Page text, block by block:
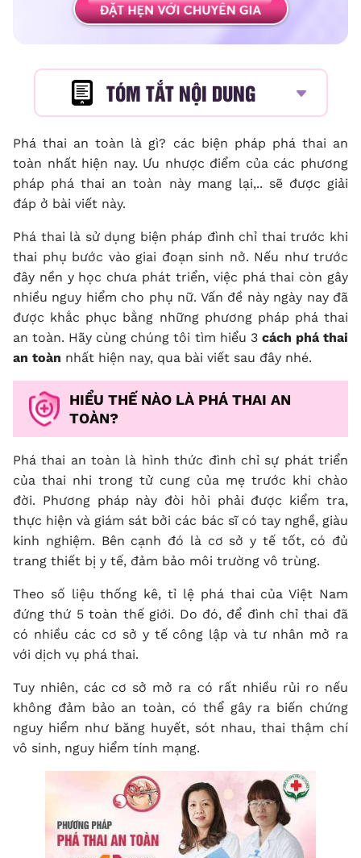
TÓM TẮT NỘI DUNG
Phá thai an toàn là gì? các biện pháp phá thai an
toàn nhất hiện nay. Ưu nhược điểm của các phương
pháp phá thai an toàn này mang lại,.. sẽ được giải
đáp ở bài viết này.
Phá thai là sử dụng biện pháp đình chỉ thai trước khi
thai phụ bước vào giai đoạn sinh nở. Nếu như trước
đây nền y học chưa phát triển, việc phá thai còn gây
nhiều nguy hiểm cho phụ nữ. Vấn đề này ngày nay đã
được khắc phục bằng những phương pháp phá thai
an toàn. Hãy cùng chúng tôi tìm hiểu 3 cách phá thai
an toàn nhất hiện nay, qua bài viết sau đây nhé.
HIỂU THẾ NÀO LÀ PHÁ THAI AN
TOÀN?
Phá thai an toàn là hình thức đình chỉ sự phát triển
của thai nhi trong tử cung của mẹ trước khi chào
đời. Phương pháp này đòi hỏi phải được kiểm tra,
thực hiện và giám sát bởi các bác sĩ có tay nghề, giàu
kinh nghiệm. Bên cạnh đó là cơ sở y tế tốt, có đủ
trang thiết bị y tế, đảm bảo môi trường vô trùng.
Theo số liệu thống kê, tỉ lệ phá thai của Việt Nam
đứng thứ 5 toàn thế giới. Do đó, để đình chỉ thai đã
có nhiều các cơ sở y tế công lập và tư nhân mở ra
với dịch vụ phá thai.
Tuy nhiên, các cơ sở mở ra có rất nhiều rủi ro nếu
không đảm bảo an toàn, có thể gây ra biến chứng
nguy hiểm như băng huyết, sót nhau, thai thậm chí
vô sinh, nguy hiểm tính mạng.